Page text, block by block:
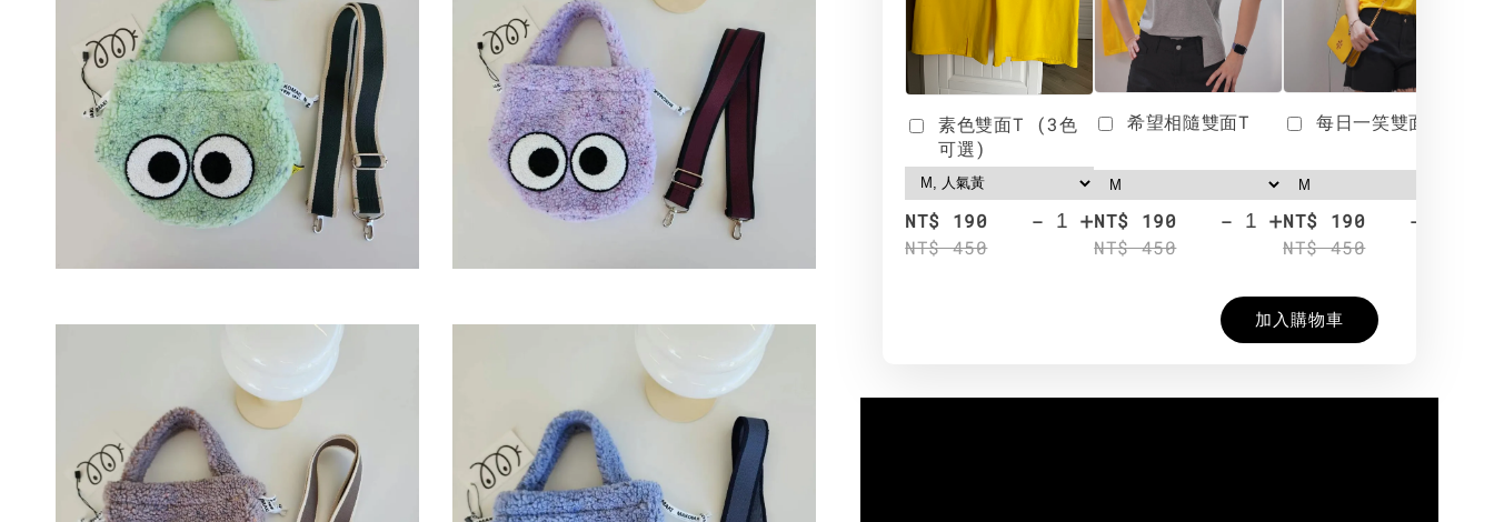
素色雙面T (3色
可選)
NT$ 190
NT$ 450
- +
希望相隨雙面T
NT$ 190
NT$ 450
- +
每日一笑雙面T
NT$ 190
NT$ 450
-
加入購物車